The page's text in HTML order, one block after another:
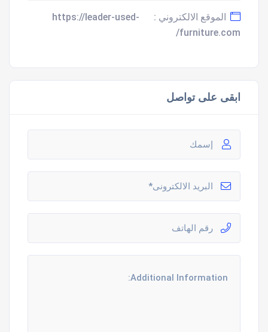
الموقع الالكتروني :
https://leader-used-
furniture.com/
ابقى على تواصل